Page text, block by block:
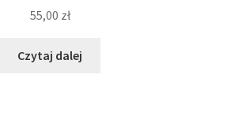
55,00 zł
Czytaj dalej